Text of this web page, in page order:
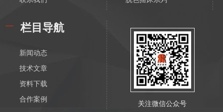
恒温磁力搅拌器系列
电动搅拌器系列
离心机系列
水浴锅系列
油浴锅系列
恒温水箱系列
栏目导航
新闻动态
技术文章
资料下载
合作案例
关注微信公众号